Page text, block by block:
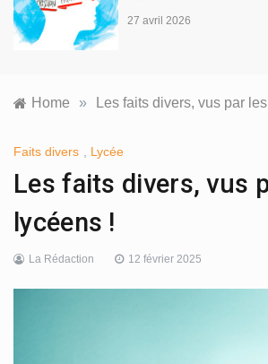
Home » Les faits divers, vus par
Faits divers Lycée
Les faits divers, vus
lycéens !
La Rédaction 12 février 2025